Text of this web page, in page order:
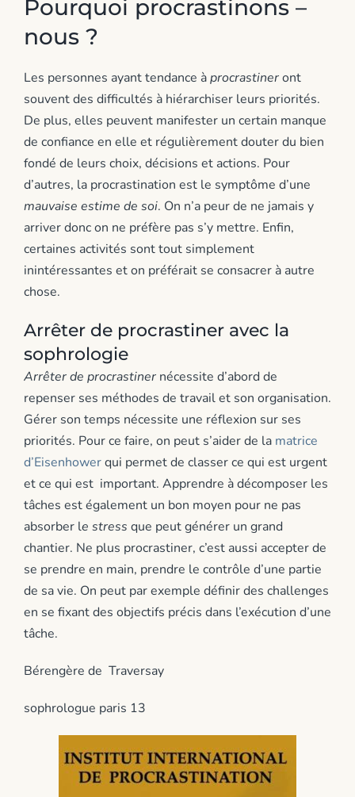
Pourquoi procrastinons –
nous ?
Les personnes ayant tendance àprocrastineront
souvent des difficultés à hiérarchiser leurs priorités.
De plus, elles peuvent manifester un certain manque
de confiance en elle et régulièrement douter du bien
fondé de leurs choix, décisions et actions. Pour
d’autres, la procrastination est le symptôme d’une
mauvaise estime de soi. On n’a peur de ne jamais y
arriver donc on ne préfère pas s’y mettre. Enfin,
certaines activités sont tout simplement
inintéressantes et on préférait se consacrer à autre
chose.
Arrêter de procrastiner avec la
sophrologie
Arrêter de procrastiner nécessite d’abord de
repenser ses méthodes de travail et son organisation.
Gérer son temps nécessite une réflexion sur ses
priorités. Pour ce faire, on peut s’aider de la matrice
d’Eisenhowerqui permet de classer ce qui est urgent
et ce qui est important. Apprendre à décomposer les
tâches est également un bon moyen pour ne pas
absorber le stress que peut générer un grand
chantier. Ne plus procrastiner, c’est aussi accepter de
se prendre en main, prendre le contrôle d’une partie
de sa vie. On peut par exemple définir des challenges
en se fixant des objectifs précis dans l’exécution d’une
tâche.
Bérengère de Traversay
sophrologue paris 13